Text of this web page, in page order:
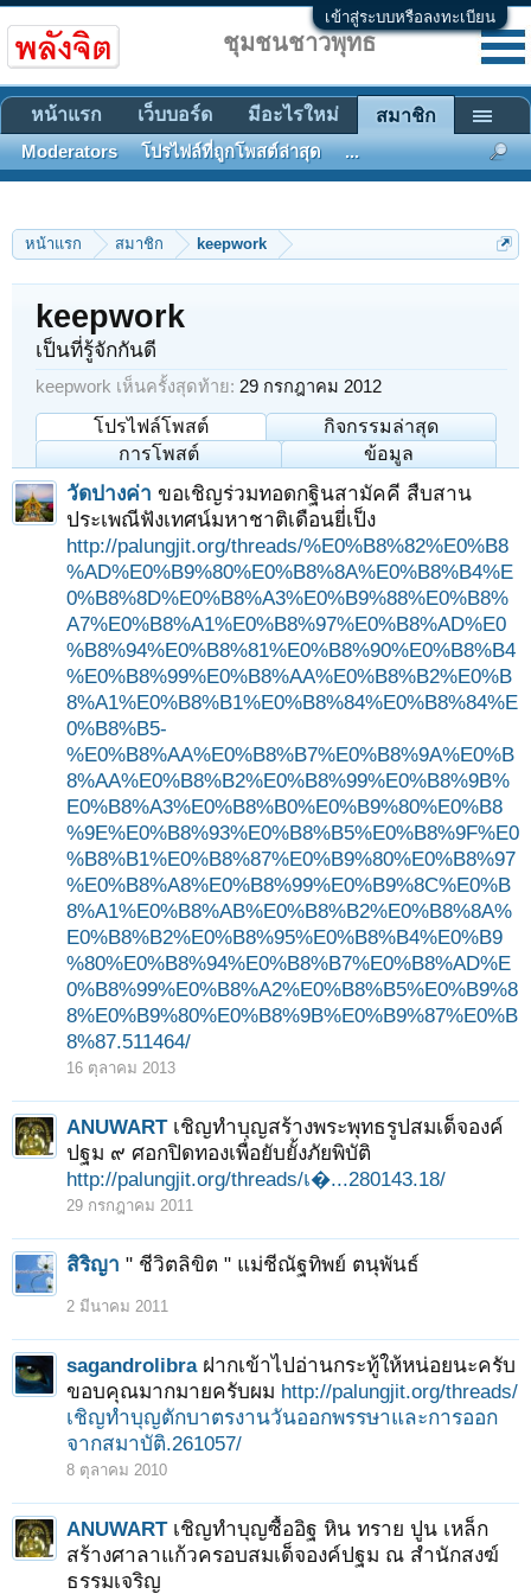
เข้าสู่ระบบหรือลงทะเบียน
หน้าแรก สมาชิก keepwork
keepwork
เป็นที่รู้จักกันดี
keepwork เห็นครั้งสุดท้าย: 29 กรกฎาคม 2012
โปรไฟล์โพสต์
กิจกรรมล่าสุด
การโพสต์
ข้อมูล
วัดปางค่า ขอเชิญร่วมทอดกฐินสามัคคี สืบสาน
ประเพณีฟังเทศน์มหาชาติเดือนยี่เป็ง
http://palungjit.org/threads/%E0%B8%82%E0%B8
%AD%E0%B9%80%E0%B8%8A%E0%B8%B4%E
0%B8%8D%E0%B8%A3%E0%B9%88%E0%B8%
A7%E0%B8%A1%E0%B8%97%E0%B8%AD%E0
%B8%94%E0%B8%81%E0%B8%90%E0%B8%B4
%E0%B8%99%E0%B8%AA%E0%B8%B2%E0%B
8%A1%E0%B8%B1%E0%B8%84%E0%B8%84%E
0%B8%B5-
%E0%B8%AA%E0%B8%B7%E0%B8%9A%E0%B
8%AA%E0%B8%B2%E0%B8%99%E0%B8%9B%
E0%B8%A3%E0%B8%B0%E0%B9%80%E0%B8
%9E%E0%B8%93%E0%B8%B5%E0%B8%9F%E0
%B8%B1%E0%B8%87%E0%B9%80%E0%B8%97
%E0%B8%A8%E0%B8%99%E0%B9%8C%E0%B
8%A1%E0%B8%AB%E0%B8%B2%E0%B8%8A%
E0%B8%B2%E0%B8%95%E0%B8%B4%E0%B9
%80%E0%B8%94%E0%B8%B7%E0%B8%AD%E
0%B8%99%E0%B8%A2%E0%B8%B5%E0%B9%8
8%E0%B9%80%E0%B8%9B%E0%B9%87%E0%B
8%87.511464/
16 ตุลาคม 2013
ANUWART เชิญทำบุญสร้างพระพุทธรูปสมเด็จองค์
ปฐม ๙ ศอกปิดทองเพื่อยับยั้งภัยพิบัติ
http://palungjit.org/threads/เ�...280143.18/
29 กรกฎาคม 2011
สิริญา " ชีวิตลิขิต " แม่ชีณัฐทิพย์ ตนุพันธ์
2 มีนาคม 2011
sagandrolibra ฝากเข้าไปอ่านกระทู้ให้หน่อยนะครับ
ขอบคุณมากมายครับผม http://palungjit.org/threads/
เชิญทำบุญตักบาตรงานวันออกพรรษาและการออก
จากสมาบัติ.261057/
8 ตุลาคม 2010
ANUWART เชิญทำบุญซื้ออิฐ หิน ทราย ปูน เหล็ก
สร้างศาลาแก้วครอบสมเด็จองค์ปฐม ณ สำนักสงฆ์
ธรรมเจริญ
ชุมชนชาวพุทธ
หน้าแรก เว็บบอร์ด มีอะไรใหม่ สมาชิก
Moderators โปรไฟล์ที่ถูกโพสต์ล่าสุด ...